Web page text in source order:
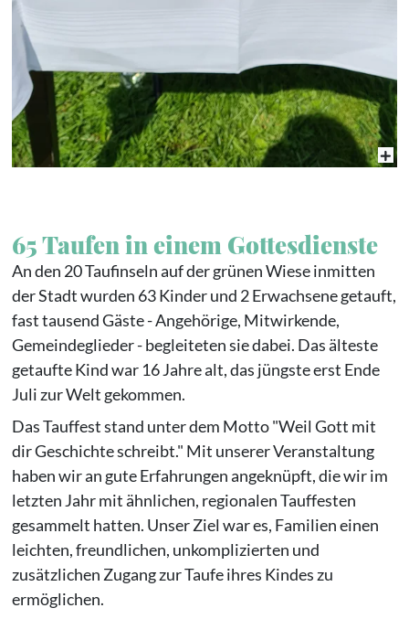
65 Taufen in einem Gottesdienste
An den 20 Taufinseln auf der grünen Wiese inmitten
der Stadt wurden 63 Kinder und 2 Erwachsene getauft,
fast tausend Gäste - Angehörige, Mitwirkende,
Gemeindeglieder - begleiteten sie dabei. Das älteste
getaufte Kind war 16 Jahre alt, das jüngste erst Ende
Juli zur Welt gekommen.
Das Tauffest stand unter dem Motto "Weil Gott mit
dir Geschichte schreibt." Mit unserer Veranstaltung
haben wir an gute Erfahrungen angeknüpft, die wir im
letzten Jahr mit ähnlichen, regionalen Tauffesten
gesammelt hatten. Unser Ziel war es, Familien einen
leichten, freundlichen, unkomplizierten und
zusätzlichen Zugang zur Taufe ihres Kindes zu
ermöglichen.